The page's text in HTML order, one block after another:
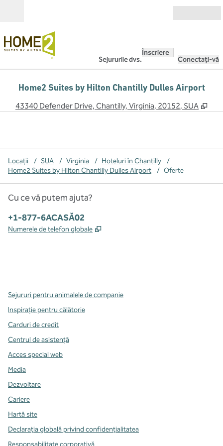
Sejururile dvs.
Înscriere
Conectați-vă
Home2 Suites by Hilton Chantilly Dulles Airport
43340 Defender Drive, Chantilly, Virginia, 20152, SUA ,
Locații / SUA / Virginia / Hoteluri în Chantilly
/
Home2 Suites by Hilton Chantilly Dulles Airport
/ Oferte
Cu ce vă putem ajuta?
Telefon:
+1-877-6ACASĂ02
Numerele de telefon globale ,
Sejururi pentru animalele de companie
Inspirație pentru călătorie
Carduri de credit
Centrul de asistență
Acces special web
Media
Dezvoltare
Cariere
Hartă site
Declarația globală privind confidenţialitatea
Responsabilitate corporativă